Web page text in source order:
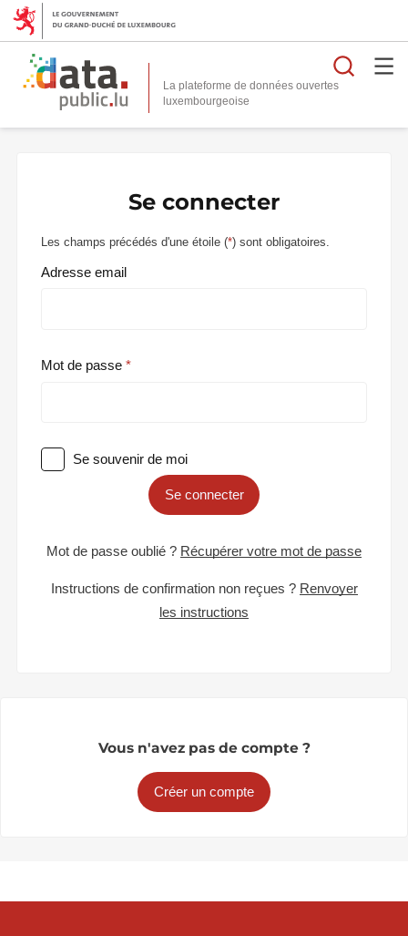
La plateforme de données ouvertes
Se connecter
Les champs précédés d'une étoile (*) sont obligatoires.
Adresse email
Mot de passe
Se souvenir de moi
Se connecter
Mot de passe oublié ? Récupérer votre mot de passe
Instructions de confirmation non reçues ? Renvoyer
les instructions
Vous n'avez pas de compte ?
Créer un compte